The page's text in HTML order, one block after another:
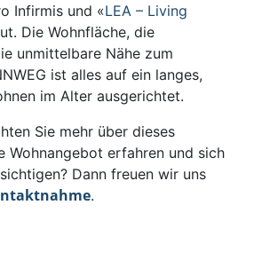
Infirmis und «LEA – Living
Die Wohnfläche, die
unmittelbare Nähe zum
ist alles auf ein langes,
im Alter ausgerichtet.
Sie mehr über dieses
Wohnangebot erfahren und sich
Dann freuen wir uns
.